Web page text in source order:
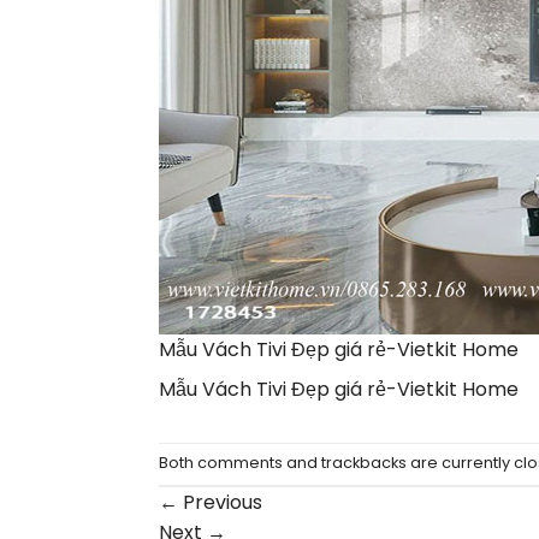
Mẫu Vách Tivi Đẹp giá rẻ-Vietkit Home
Mẫu Vách Tivi Đẹp giá rẻ-Vietkit Home
Both comments and trackbacks are currently
← Previous
Next →